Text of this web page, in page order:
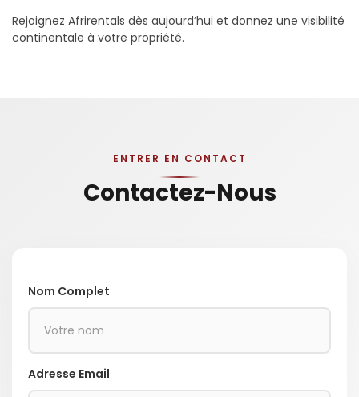
Rejoignez Afrirentals dès aujourd’hui et donnez une visibilité
continentale à votre propriété.
ENTRER EN CONTACT
Contactez-Nous
Nom Complet
Adresse Email